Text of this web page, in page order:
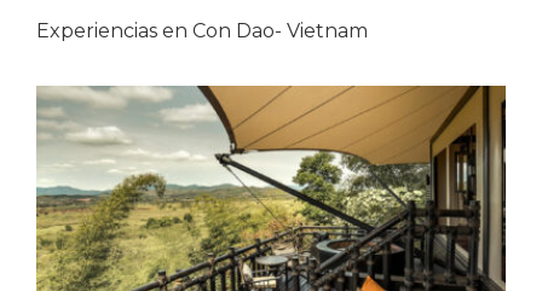
Experiencias en Con Dao- Vietnam